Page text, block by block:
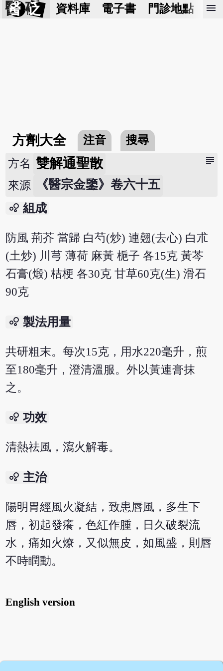
醫 砭 資料庫 電子書 門診地點 預
menu
方劑大全 注音 搜尋
subject
方名 雙解通聖散
來源 《醫宗金鑒》卷六十五
bubble_chart 組成
防風 荊芥 當歸 白芍(炒) 連翹(去心) 白朮
(土炒) 川芎 薄荷 麻黃 梔子 各15克 黃芩
石膏(煅) 桔梗 各30克 甘草60克(生) 滑石
90克
bubble_chart 製法用量
共研粗末。每次15克，用水220毫升，煎
至180毫升，澄清溫服。外以黃連膏抹
之。
bubble_chart 功效
清熱祛風，瀉火解毒。
bubble_chart 主治
陽明胃經風火凝結，致患唇風，多生下
唇，初起發癢，色紅作腫，日久破裂流
水，痛如火燎，又似無皮，如風盛，則唇
不時瞤動。
English version